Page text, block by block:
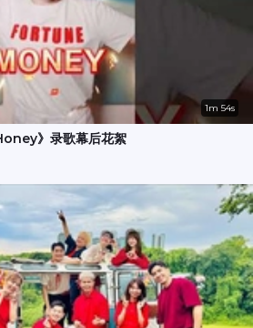
1m 54s
》录歌幕后花絮